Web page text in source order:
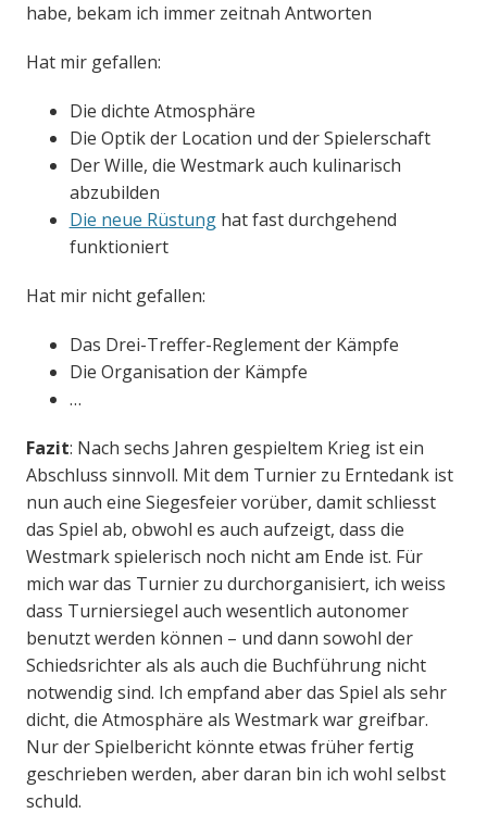
habe, bekam ich immer zeitnah Antworten
Hat mir gefallen:
Die dichte Atmosphäre
Die Optik der Location und der Spielerschaft
Der Wille, die Westmark auch kulinarisch
abzubilden
Die neue Rüstunghat fast durchgehend
funktioniert
Hat mir nicht gefallen:
Das Drei-Treffer-Reglement der Kämpfe
Die Organisation der Kämpfe
…
Fazit: Nach sechs Jahren gespieltem Krieg ist ein
Abschluss sinnvoll. Mit dem Turnier zu Erntedank ist
nun auch eine Siegesfeier vorüber, damit schliesst
das Spiel ab, obwohl es auch aufzeigt, dass die
Westmark spielerisch noch nicht am Ende ist. Für
mich war das Turnier zu durchorganisiert, ich weiss
dass Turniersiegel auch wesentlich autonomer
benutzt werden können – und dann sowohl der
Schiedsrichter als als auch die Buchführung nicht
notwendig sind. Ich empfand aber das Spiel als sehr
dicht, die Atmosphäre als Westmark war greifbar.
Nur der Spielbericht könnte etwas früher fertig
geschrieben werden, aber daran bin ich wohl selbst
schuld.